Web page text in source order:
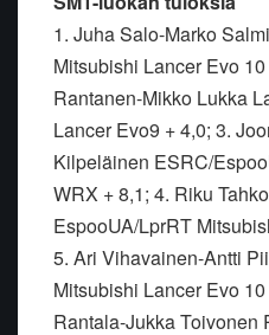
1. Juha Salo-Marko
Mitsubishi Lancer Evo
Rantanen-Mikko Lukka
Lancer Evo9 + 4,0; 3.
Kilpeläinen ESRC/
WRX + 8,1; 4. Riku
EspooUA/LprRT
5. Ari Vihavainen-Antti
Mitsubishi Lancer Evo
Rantala-Jukka Toivonen